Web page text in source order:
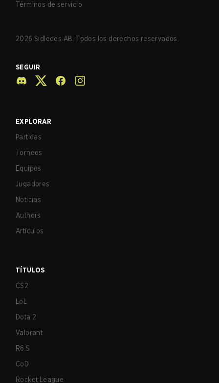
Términos de servicio
2026 Sidledes AB. Todos los derechos reservados.
SEGUIR
EXPLORAR
Partidas
Torneos
Equipos
Jugadores
Noticias
Authors
Artículos
TÍTULOS
CS2
LoL
Dota 2
Valorant
R6:S
CoD
Rocket League